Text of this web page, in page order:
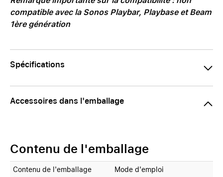
compatible avec la Sonos Playbar, Playbase et Beam
1ère génération
Spécifications
Accessoires dans l'emballage
Contenu de l'emballage
Contenu de l'emballage
Mode d'emploi